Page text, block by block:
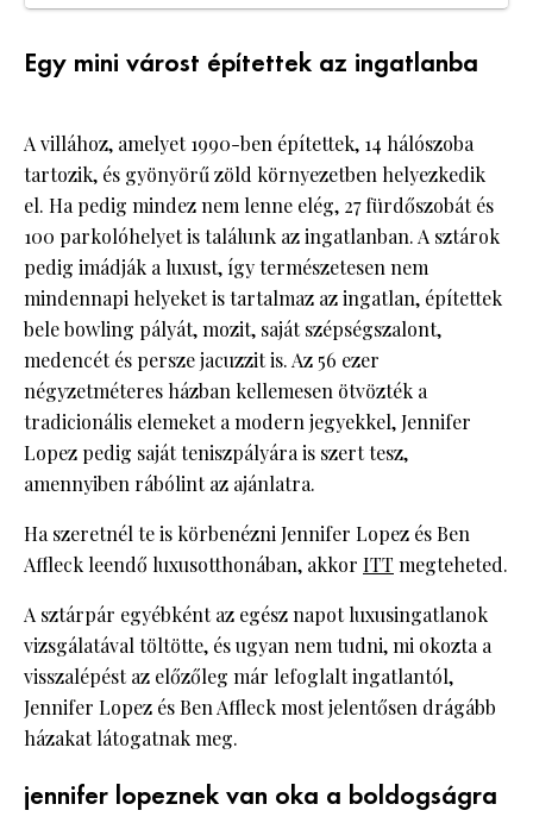
Egy mini várost építettek az ingatlanba
A villához, amelyet 1990-ben építettek, 14 hálószoba
tartozik, és gyönyörű zöld környezetben helyezkedik
el. Ha pedig mindez nem lenne elég, 27 fürdőszobát és
100 parkolóhelyet is találunk az ingatlanban. A sztárok
pedig imádják a luxust, így természetesen nem
mindennapi helyeket is tartalmaz az ingatlan, építettek
bele bowling pályát, mozit, saját szépségszalont,
medencét és persze jacuzzit is. Az 56 ezer
négyzetméteres házban kellemesen ötvözték a
tradicionális elemeket a modern jegyekkel, Jennifer
Lopez pedig saját teniszpályára is szert tesz,
amennyiben rábólint az ajánlatra.
Ha szeretnél te is körbenézni Jennifer Lopez és Ben
Affleck leendő luxusotthonában, akkor ITT megteheted.
A sztárpár egyébként az egész napot luxusingatlanok
vizsgálatával töltötte, és ugyan nem tudni, mi okozta a
visszalépést az előzőleg már lefoglalt ingatlantól,
Jennifer Lopez és Ben Affleck most jelentősen drágább
házakat látogatnak meg.
jennifer lopeznek van oka a boldogságra